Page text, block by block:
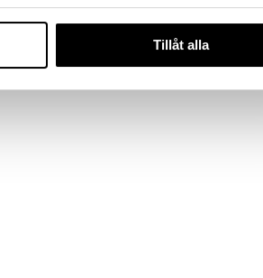
Tillåt alla
33,90 24,90